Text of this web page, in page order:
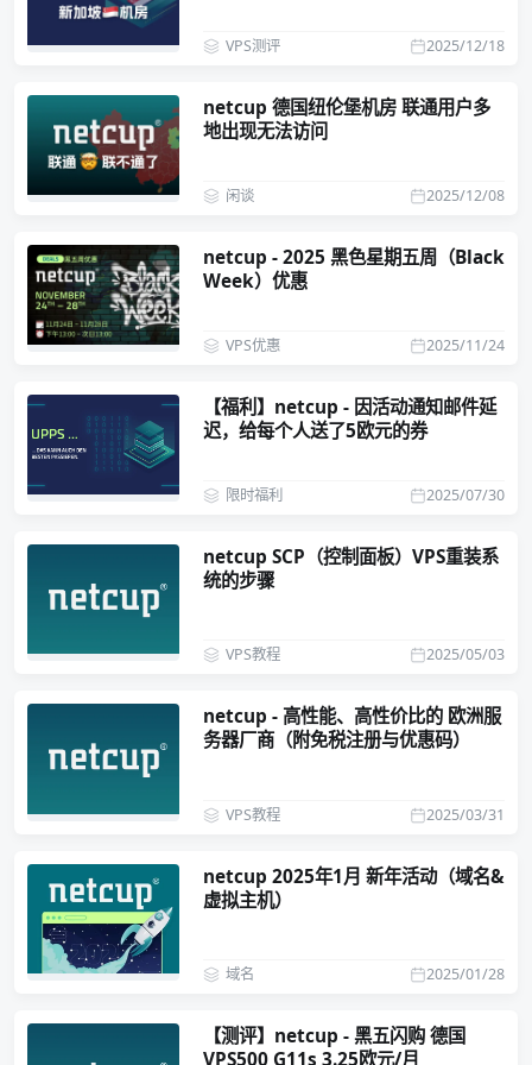
2025/12/18
VPS测评
netcup 德国纽伦堡机房 联通用户多
地出现无法访问
2025/12/08
闲谈
netcup - 2025 黑色星期五周（Black
Week）优惠
2025/11/24
VPS优惠
【福利】netcup - 因活动通知邮件延
迟，给每个人送了5欧元的券
2025/07/30
限时福利
netcup SCP（控制面板）VPS重装系
统的步骤
2025/05/03
VPS教程
netcup - 高性能、高性价比的 欧洲服
务器厂商（附免税注册与优惠码）
2025/03/31
VPS教程
netcup 2025年1月 新年活动（域名&
虚拟主机）
2025/01/28
域名
【测评】netcup - 黑五闪购 德国
VPS500 G11s 3.25欧元/月